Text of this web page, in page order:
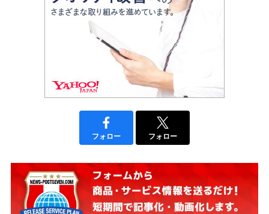
フォロー フォロー